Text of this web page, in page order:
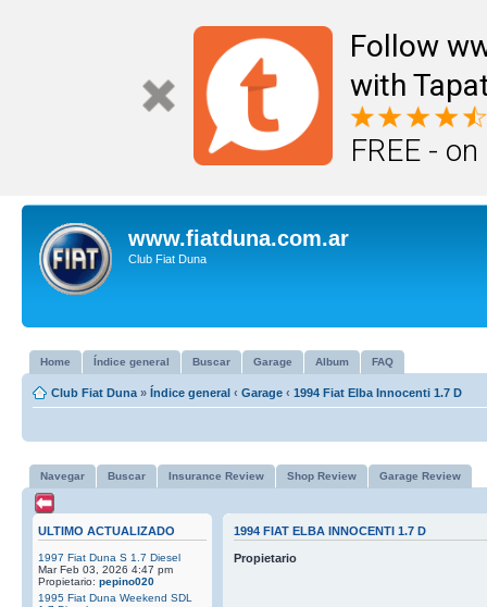
Follow
with
FREE -
www.fiatduna.com.ar
Club Fiat Duna
Home Índice general Buscar Garage Album FAQ
Club Fiat Duna » Índice general ‹ Garage ‹ 1994 Fiat Elba Innocenti 1.7 D
Navegar Buscar Insurance Review Shop Review Garage Review
ULTIMO ACTUALIZADO
1997 Fiat Duna S 1.7 Diesel
Mar Feb 03, 2026 4:47 pm
Propietario: pepino020
1995 Fiat Duna Weekend SDL
1994 FIAT ELBA INNOCENTI 1.7 D
Propietario